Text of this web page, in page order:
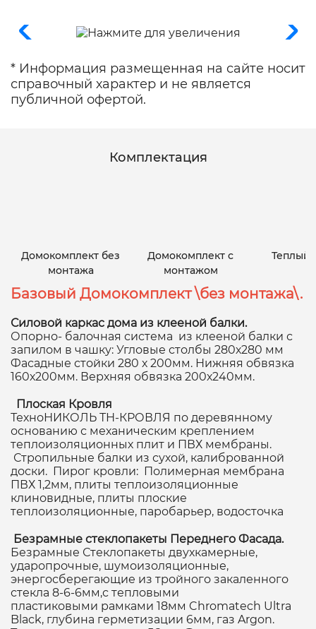
* Информация размещенная на сайте носит
справочный характер и не является
публичной офертой.
Комплектация
Домокомплект без
монтажа
Домокомплект с
монтажом
Теплый
Базовый Домокомплект \без монтажа\.
Силовой каркас дома из клееной балки.
Опорно- балочная система из клееной балки с
запилом в чашку: Угловые столбы 280х280 мм
Фасадные стойки 280 х 200мм. Нижняя обвязка
160х200мм. Верхняя обвязка 200х240мм.
Плоская Кровля
ТехноНИКОЛЬ ТН-КРОВЛЯ по деревянному
основанию с механическим креплением
теплоизоляционных плит и ПВХ мембраны.
Стропильные балки из сухой, калиброванной
доски. Пирог кровли: Полимерная мембрана
ПВХ 1,2мм, плиты теплоизоляционные
клиновидные, плиты плоские
теплоизоляционные, паробарьер, водосточка
Безрамные стеклопакеты Переднего Фасада.
Безрамные Стеклопакеты двухкамерные,
ударопрочные, шумоизоляционные,
энергосберегающие из тройного закаленного
стекла 8-6-6мм,с тепловыми
пластиковыми рамками 18мм Chromatech Ultra
Black, глубина герметизации 6мм, газ Argon.